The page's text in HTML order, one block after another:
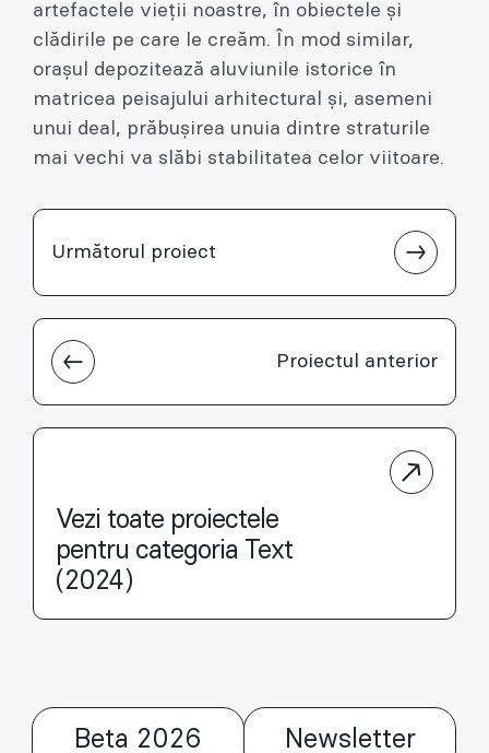
artefactele vieții noastre, în obiectele și
clădirile pe care le creăm. În mod similar,
orașul depozitează aluviunile istorice în
matricea peisajului arhitectural și, asemeni
unui deal, prăbușirea unuia dintre straturile
mai vechi va slăbi stabilitatea celor viitoare.
Proiectul anterior
Următorul proiect
Vezi toate proiectele
pentru categoria Text
(2024)
Beta 2026 Newsletter